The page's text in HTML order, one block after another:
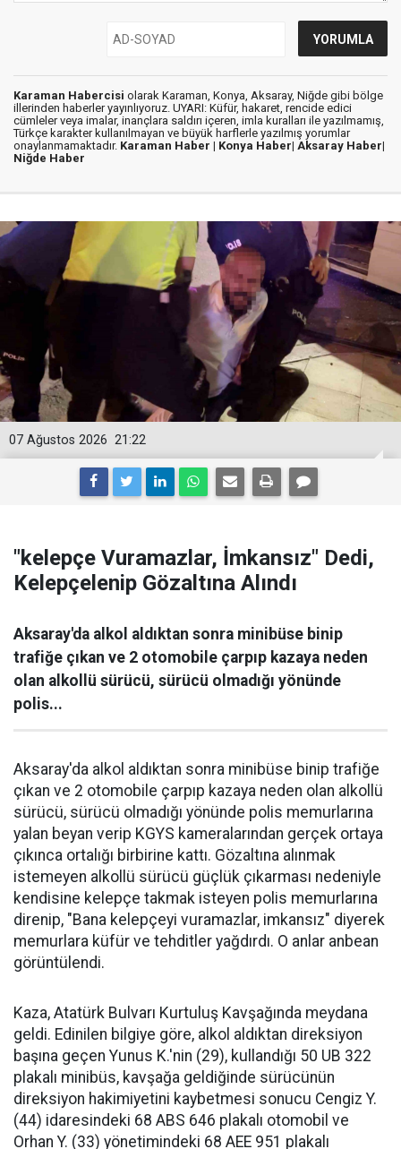
Karaman Habercisi olarak Karaman, Konya, Aksaray, Niğde gibi bölge
illerinden haberler yayınlıyoruz. UYARI: Küfür, hakaret, rencide edici
cümleler veya imalar, inançlara saldırı içeren, imla kuralları ile yazılmamış,
Türkçe karakter kullanılmayan ve büyük harflerle yazılmış yorumlar
onaylanmamaktadır. Karaman Haber | Konya Haber| Aksaray Haber|
Niğde Haber
21:22
07 Ağustos 2026
"kelepçe Vuramazlar, İmkansız" Dedi,
Kelepçelenip Gözaltına Alındı
Aksaray'da alkol aldıktan sonra minibüse binip
trafiğe çıkan ve 2 otomobile çarpıp kazaya neden
olan alkollü sürücü, sürücü olmadığı yönünde
polis...
Aksaray'da alkol aldıktan sonra minibüse binip trafiğe
çıkan ve 2 otomobile çarpıp kazaya neden olan alkollü
sürücü, sürücü olmadığı yönünde polis memurlarına
yalan beyan verip KGYS kameralarından gerçek ortaya
çıkınca ortalığı birbirine kattı. Gözaltına alınmak
istemeyen alkollü sürücü güçlük çıkarması nedeniyle
kendisine kelepçe takmak isteyen polis memurlarına
direnip, "Bana kelepçeyi vuramazlar, imkansız" diyerek
memurlara küfür ve tehditler yağdırdı. O anlar anbean
görüntülendi.
Kaza, Atatürk Bulvarı Kurtuluş Kavşağında meydana
geldi. Edinilen bilgiye göre, alkol aldıktan direksiyon
başına geçen Yunus K.'nin (29), kullandığı 50 UB 322
plakalı minibüs, kavşağa geldiğinde sürücünün
direksiyon hakimiyetini kaybetmesi sonucu Cengiz Y.
(44) idaresindeki 68 ABS 646 plakalı otomobil ve
Orhan Y. (33) yönetimindeki 68 AEE 951 plakalı